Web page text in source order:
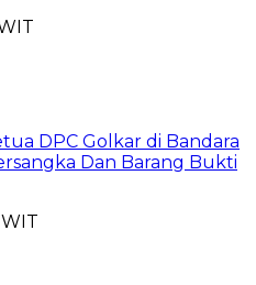
DPC Golkar di Bandara
Dan Barang Bukti